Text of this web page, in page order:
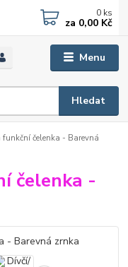
Menu
Hledat
0 ks
za 0,00 Kč
čelenka - Barevná
čelenka -